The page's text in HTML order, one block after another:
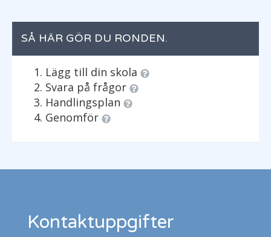
SÅ HÄR GÖR DU RONDEN.
Lägg till din skola
Svara på frågor
Handlingsplan
Genomför
Kontaktuppgifter